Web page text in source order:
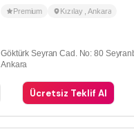
Premium Kızılay ,Ankara
Göktürk Seyran Cad. No: 80
Ankara
Ücretsiz Teklif Al